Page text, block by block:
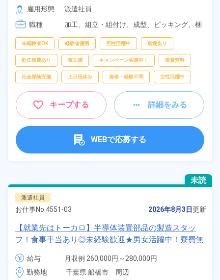
[2] 06:00～14:45
[3] 14:45～23:30
[4] 12:45～21:30
雇用形態
派遣社員
職種
加工、 組立・組付け、 成型、 ピッキング、 梱
未経験者OK 経験者優遇 男性活躍中 送迎あり
赴任旅費あり 寮完備 キャンペーン実施中！ 寮費無料
社会保険完備 土日祝休み 資格・経験不問 女性活躍中
キープする 詳細をみる
WEBで応募する
未読
派遣社員
お仕事No. 4551-03 2026年8月3日更新
【就業先はトーカロ】半導体装置部品の製造スタッ
フ！食事手当あり◎未経験歓迎★男女活躍中！寮費無
料！土日祝休み×年間休日120日！正社員登用制度あ
り！社会保険完備◎格安食堂利用可★最寄り駅から徒
歩圏内◎《千葉県船橋市》
給与
月収例 260,000円～280,000円
時給 1,350円～1,350円
勤務地
千葉県 船橋市　周辺